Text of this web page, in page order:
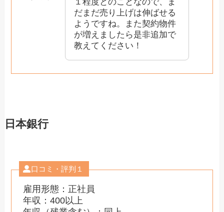
だまだ売り上げは伸ばせる
ようですね。また契約物件
が増えましたら是非追加で
教えてください！
日本銀行
口コミ・評判１
雇用形態：正社員
年収：400以上